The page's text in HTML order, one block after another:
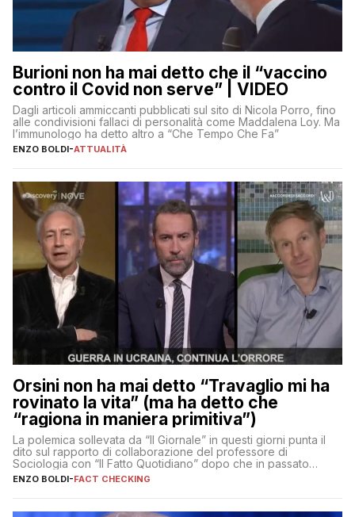
Burioni non ha mai detto che il “vaccino
contro il Covid non serve” | VIDEO
Dagli articoli ammiccanti pubblicati sul sito di Nicola Porro, fino
alle condivisioni fallaci di personalità come Maddalena Loy. Ma
l’immunologo ha detto altro a “Che Tempo Che Fa”
ENZO BOLDI-ATTUALITÀ
Orsini non ha mai detto “Travaglio mi ha
rovinato la vita” (ma ha detto che
“ragiona in maniera primitiva”)
La polemica sollevata da “Il Giornale” in questi giorni punta il
dito sul rapporto di collaborazione del professore di
Sociologia con “Il Fatto Quotidiano” dopo che in passato
erano volati stracci
ENZO BOLDI-FACT CHECKING